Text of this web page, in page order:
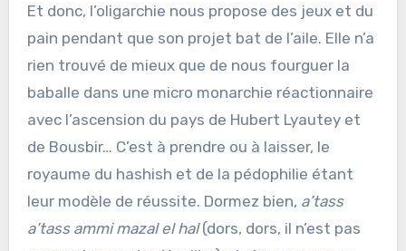
Et donc, l’oligarchie nous propose des jeux et du
pain pendant que son projet bat de l’aile. Elle n’a
rien trouvé de mieux que de nous fourguer la
baballe dans une micro monarchie réactionnaire
avec l’ascension du pays de Hubert Lyautey et
de Bousbir… C’est à prendre ou à laisser, le
royaume du hashish et de la pédophilie étant
leur modèle de réussite. Dormez bien, a’tass
a’tass ammi mazal el hal(dors, dors, il n’est pas